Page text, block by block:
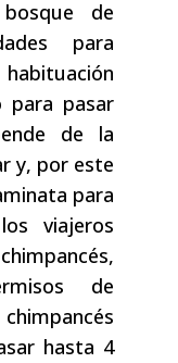
de
para
para pasar
de la
y, por este
para
viajeros
de
hasta 4